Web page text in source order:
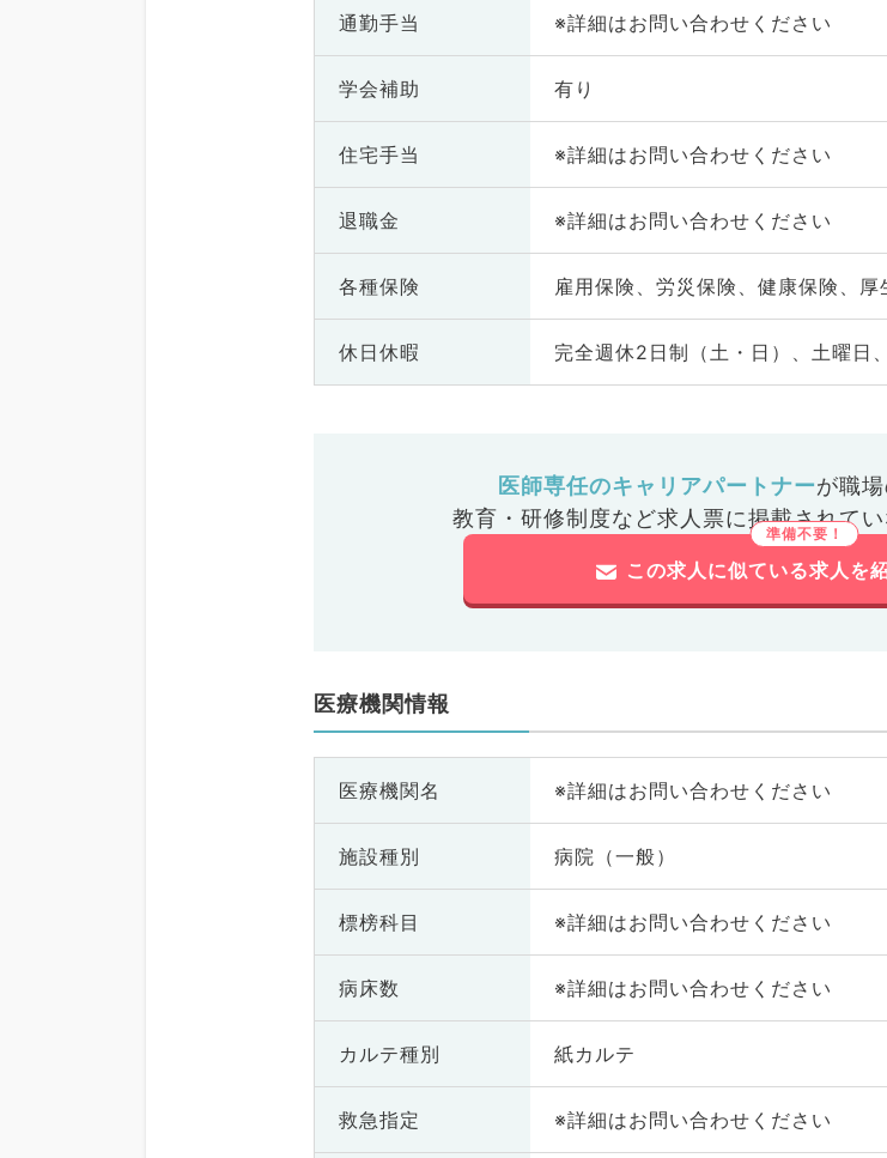
通勤手当 ※詳細はお問い合わせください
学会補助 有り
住宅手当 ※詳細はお問い合わせください
退職金 ※詳細はお問い合わせください
各種保険 雇用保険、労災保険、健康保険、厚
休日休暇 完全週休2日制（土・日）、土曜日
医師専任のキャリアパートナーが職
教育・研修制度など求人票に掲載されて
この求人に似ている求人を
医療機関情報
医療機関名 ※詳細はお問い合わせください
施設種別 病院（一般）
標榜科目 ※詳細はお問い合わせください
病床数 ※詳細はお問い合わせください
カルテ種別 紙カルテ
救急指定 ※詳細はお問い合わせください